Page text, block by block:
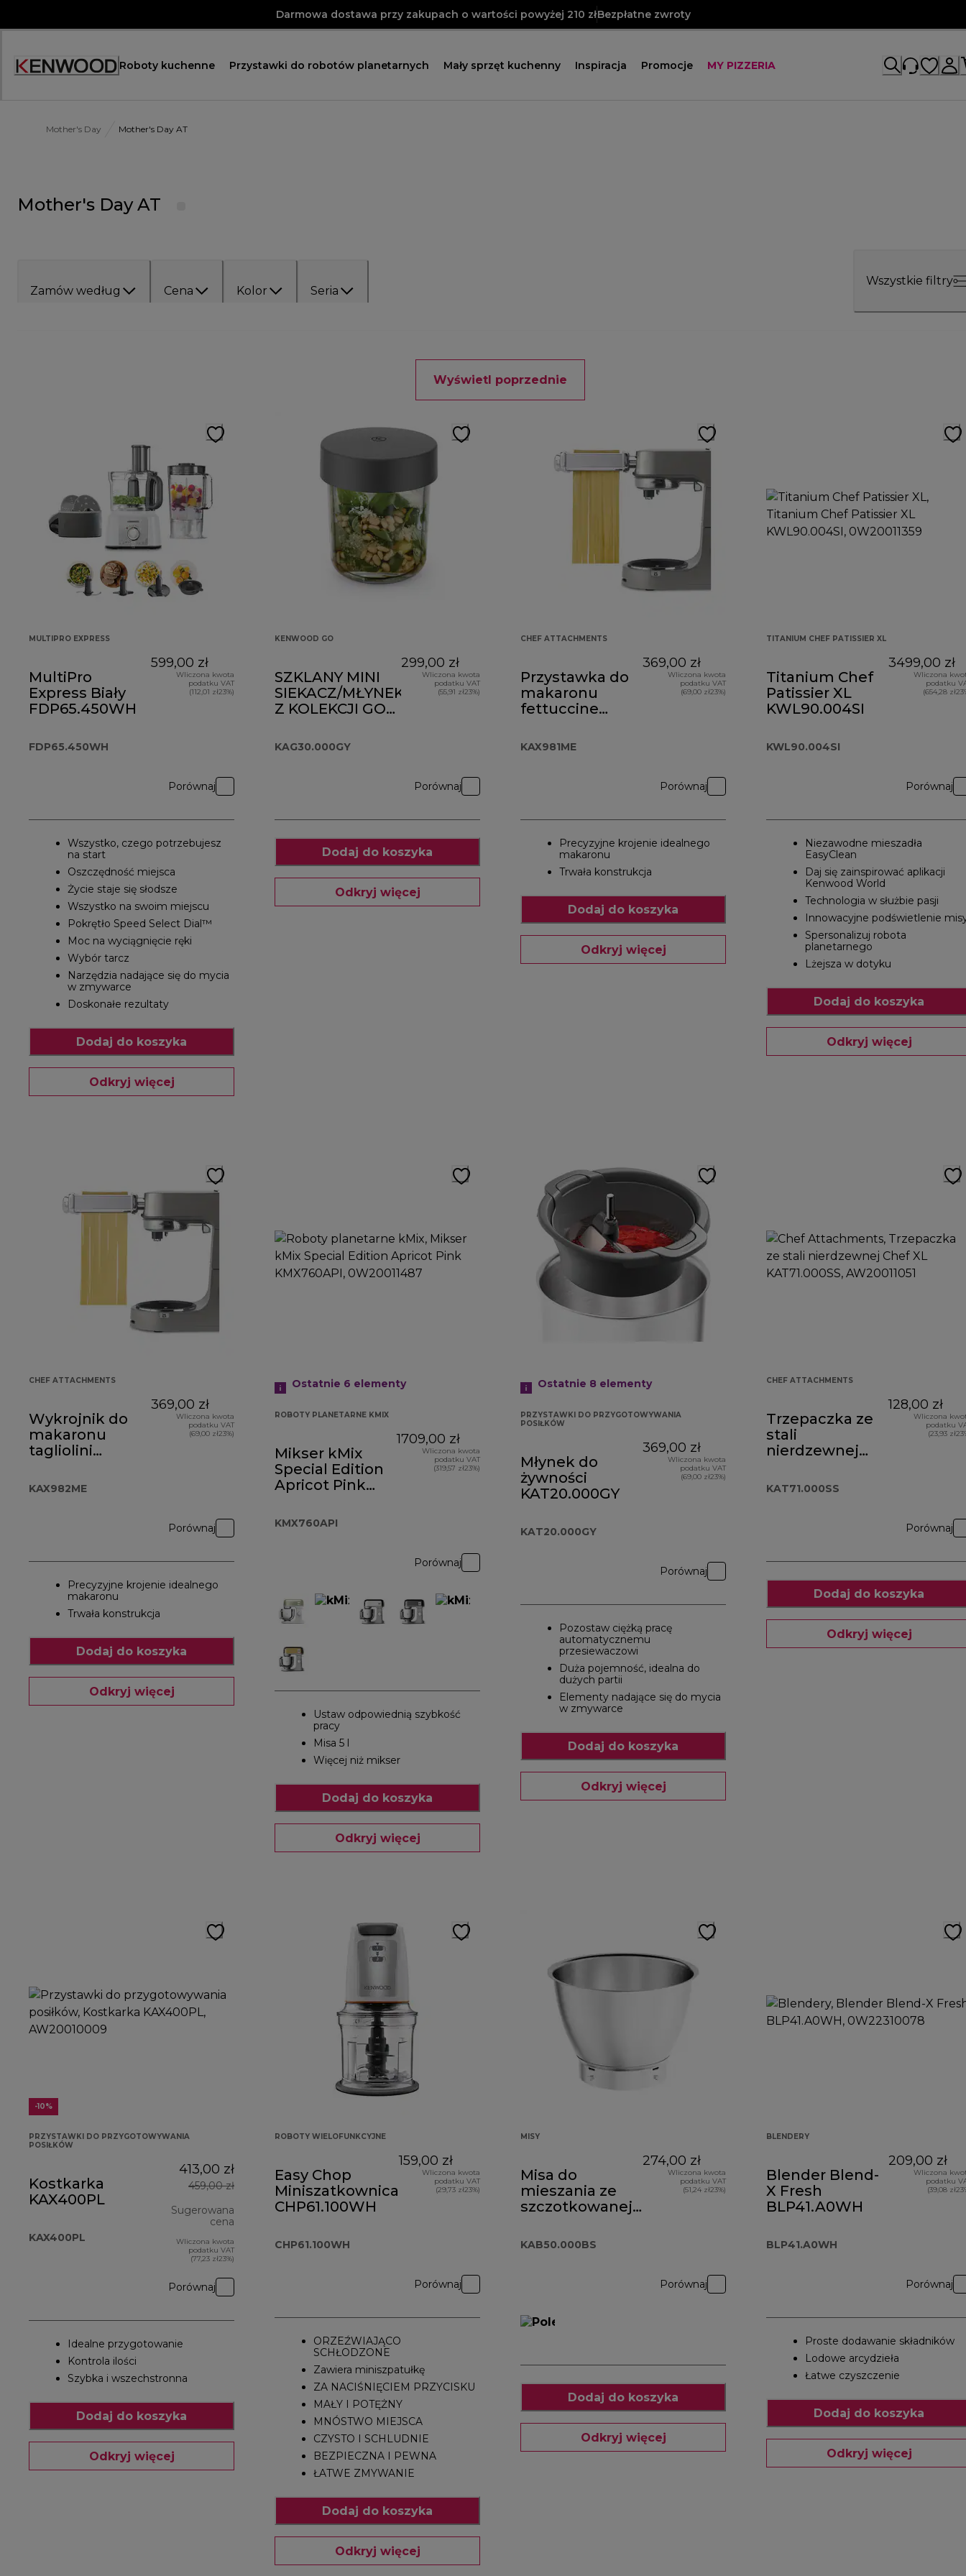
Darmowa dostawa przy zakupach o wartości powyżej 210 złBezpłatne zwroty
Roboty kuchenne Przystawki do robotów planetarnych Mały sprzęt kuchenny Inspiracja Promocje MY PIZZERIA
Mother's Day Mother's Day AT
Mother's Day AT
Zamów według Cena Kolor Seria
Wszystkie filtry
Wyświetl poprzednie
MULTIPRO EXPRESS
MultiPro
Express Biały
FDP65.450WH
FDP65.450WH
599,00 zł
Wliczona kwota
podatku VAT
(112,01 zł23%)
Porównaj
Wszystko, czego potrzebujesz
na start
Oszczędność miejsca
Życie staje się słodsze
Wszystko na swoim miejscu
Pokrętło Speed Select Dial™
Moc na wyciągnięcie ręki
Wybór tarcz
Narzędzia nadające się do mycia
w zmywarce
Doskonałe rezultaty
Dodaj do koszyka
Odkryj więcej
KENWOOD GO
SZKLANY MINI
SIEKACZ/MŁYNEK
Z KOLEKCJI GO
KAG30.000GY
299,00 zł
Wliczona kwota
podatku VAT
(55,91 zł23%)
Porównaj
Dodaj do koszyka
Odkryj więcej
CHEF ATTACHMENTS
Przystawka do
makaronu
fettuccine
KAX981ME
369,00 zł
Wliczona kwota
podatku VAT
(69,00 zł23%)
Porównaj
Precyzyjne krojenie idealnego
makaronu
Trwała konstrukcja
Dodaj do koszyka
Odkryj więcej
TITANIUM CHEF PATISSIER XL
Titanium Chef
Patissier XL
KWL90.004SI
KWL90.004SI
3499,00 zł
Wliczona
podatku
(654,28
Porównaj
Niezawodne mieszadła
EasyClean
Daj się zainspirować aplikacji
Kenwood World
Technologia w służbie pasji
Innowacyjne podświetlenie
Spersonalizuj robota
planetarnego
Lżejsza w dotyku
Dodaj do koszyka
Odkryj więcej
CHEF ATTACHMENTS
Wykrojnik do
makaronu
tagliolini
KAX982ME
369,00 zł
Wliczona kwota
podatku VAT
(69,00 zł23%)
Porównaj
Precyzyjne krojenie idealnego
makaronu
Trwała konstrukcja
Dodaj do koszyka
Odkryj więcej
Ostatnie 6 elementy
ROBOTY PLANETARNE KMIX
Mikser kMix
Special Edition
Apricot Pink
KMX760API
1709,00 zł
Wliczona kwota
podatku VAT
(319,57 zł23%)
Porównaj
Ustaw odpowiednią szybkość
pracy
Misa 5 l
Więcej niż mikser
Dodaj do koszyka
Odkryj więcej
Ostatnie 8 elementy
PRZYSTAWKI DO PRZYGOTOWYWANIA
POSIŁKÓW
Młynek do
żywności
KAT20.000GY
KAT20.000GY
369,00 zł
Wliczona kwota
podatku VAT
(69,00 zł23%)
Porównaj
Pozostaw ciężką pracę
automatycznemu
przesiewaczowi
Duża pojemność, idealna do
dużych partii
Elementy nadające się do mycia
w zmywarce
Dodaj do koszyka
Odkryj więcej
CHEF ATTACHMENTS
Trzepaczka ze
stali
nierdzewnej
KAT71.000SS
KAT71.000SS
128,00 zł
Wliczona
podatku
(23,93
Porównaj
Dodaj do koszyka
Odkryj więcej
-10%
PRZYSTAWKI DO PRZYGOTOWYWANIA
POSIŁKÓW
Kostkarka
KAX400PL
KAX400PL
413,00 zł
459,00 zł
Sugerowana
cena
cena oryginalna 459,00 zł
Wliczona kwota
podatku VAT
(77,23 zł23%)
Porównaj
Idealne przygotowanie
Kontrola ilości
Szybka i wszechstronna
Dodaj do koszyka
Odkryj więcej
ROBOTY WIELOFUNKCYJNE
Easy Chop
Miniszatkownica
CHP61.100WH
CHP61.100WH
159,00 zł
Wliczona kwota
podatku VAT
(29,73 zł23%)
Porównaj
ORZEŹWIAJĄCO
SCHŁODZONE
Zawiera miniszpatułkę
ZA NACIŚNIĘCIEM PRZYCISKU
MAŁY I POTĘŻNY
MNÓSTWO MIEJSCA
CZYSTO I SCHLUDNIE
BEZPIECZNA I PEWNA
ŁATWE ZMYWANIE
Dodaj do koszyka
Odkryj więcej
MISY
Misa do
mieszania ze
szczotkowanej
nierdzewnej 5
litrów
KAB50.000BS
274,00 zł
Wliczona kwota
podatku VAT
(51,24 zł23%)
Porównaj
Dodaj do koszyka
Odkryj więcej
BLENDERY
Blender Blend-
X Fresh
BLP41.A0WH
BLP41.A0WH
209,00 zł
Wliczona
podatku
(39,08
Porównaj
Proste dodawanie składników
Lodowe arcydzieła
Łatwe czyszczenie
Dodaj do koszyka
Odkryj więcej